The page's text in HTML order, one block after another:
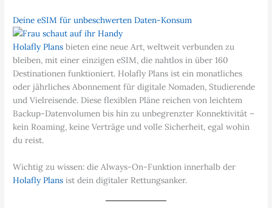
Deine eSIM für unbeschwerten Daten-Konsum
Holafly Plans bieten eine neue Art, weltweit verbunden zu
bleiben, mit einer einzigen eSIM, die nahtlos in über 160
Destinationen funktioniert. Holafly Plans ist ein monatliches
oder jährliches Abonnement für digitale Nomaden, Studierende
und Vielreisende. Diese flexiblen Pläne reichen von leichtem
Backup-Datenvolumen bis hin zu unbegrenzter Konnektivität –
kein Roaming, keine Verträge und volle Sicherheit, egal wohin
du reist.
Wichtig zu wissen: die Always-On-Funktion innerhalb der
Holafly Plans ist dein digitaler Rettungsanker.